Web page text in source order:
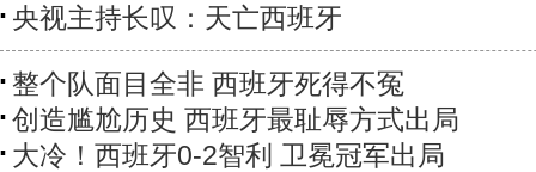
央视主持长叹：天亡西班牙
整个队面目全非 西班牙死得不冤
创造尴尬历史 西班牙最耻辱方式出局
大冷！西班牙0-2智利 卫冕冠军出局